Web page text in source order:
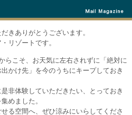
きありがとうございます。
リゾートです。
らこそ、お天気に左右されずに「絶対に
かけ先」を今のうちにキープしておき
非体験していただきたい、とっておき
めました。
る空間へ、ぜひ涼みにいらしてくださ